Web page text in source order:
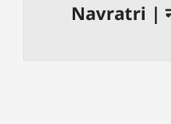
Navratri |